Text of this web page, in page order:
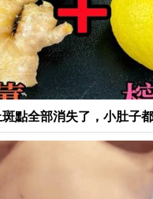
點全部消失了，小肚子